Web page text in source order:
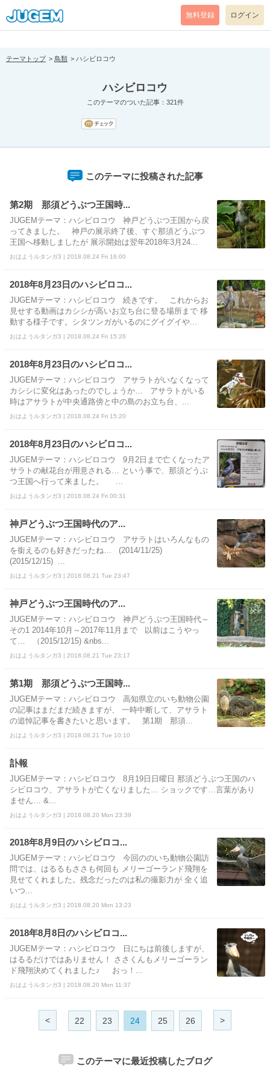
[pear_error: message="Success" code=0 mode=return level=notice
prefix="" info=""]
無料登録 ログイン
テーマトップ 鳥類 ハシビロコウ
ハシビロコウ
このテーマのついた記事：321件
このテーマに投稿された記事
第2期 那須どうぶつ王国時...
JUGEMテーマ：ハシビロコウ 神戸どうぶつ王国から戻
ってきました。 神戸の展示終了後、すぐ那須どうぶつ
王国へ移動しましたが 展示開始は翌年2018年3月24...
おはようルタンガ3 | 2018.08.24 Fri 16:00
2018年8月23日のハシビロコ...
JUGEMテーマ：ハシビロコウ 続きです。 これからお
見せする動画はカシシが高いお立ち台に登る場所まで 移
動する様子です。シタツンガがいるのにグイグイや...
おはようルタンガ3 | 2018.08.24 Fri 15:26
2018年8月23日のハシビロコ...
JUGEMテーマ：ハシビロコウ アサラトがいなくなって
カシシに変化はあったのでしょうか… アサラトがいる
時はアサラトが中央通路傍と中の島のお立ち台、...
おはようルタンガ3 | 2018.08.24 Fri 15:20
2018年8月23日のハシビロコ...
JUGEMテーマ：ハシビロコウ 9月2日まで亡くなったア
サラトの献花台が用意される… という事で、那須どうぶ
つ王国へ行って来ました。 ...
おはようルタンガ3 | 2018.08.24 Fri 00:31
神戸どうぶつ王国時代のア...
JUGEMテーマ：ハシビロコウ アサラトはいろんなもの
を銜えるのも好きだったね… (2014/11/25)
(2015/12/15) ...
おはようルタンガ3 | 2018.08.21 Tue 23:47
神戸どうぶつ王国時代のア...
JUGEMテーマ：ハシビロコウ 神戸どうぶつ王国時代～
その1 2014年10月～2017年11月まで 以前はこうやっ
て… （2015/12/15) &nbs...
おはようルタンガ3 | 2018.08.21 Tue 23:17
第1期 那須どうぶつ王国時...
JUGEMテーマ：ハシビロコウ 高知県立のいち動物公園
の記事はまだまだ続きますが、 一時中断して、アサラト
の追悼記事を書きたいと思います。 第1期 那須...
おはようルタンガ3 | 2018.08.21 Tue 10:10
訃報
JUGEMテーマ：ハシビロコウ 8月19日日曜日 那須どうぶつ王国のハ
シビロコウ、アサラトが亡くなりました… ショックです…言葉があり
ません… &...
おはようルタンガ3 | 2018.08.20 Mon 23:39
2018年8月9日のハシビロコ...
JUGEMテーマ：ハシビロコウ 今回ののいち動物公園訪
問では、はるるもささも何回も メリーゴーランド飛翔を
見せてくれました。残念だったのは私の撮影力が 全く追
いつ...
おはようルタンガ3 | 2018.08.20 Mon 13:23
2018年8月8日のハシビロコ...
JUGEMテーマ：ハシビロコウ 日にちは前後しますが、
はるるだけではありません！ ささくんもメリーゴーラン
ド飛翔決めてくれました♪ おっ！...
おはようルタンガ3 | 2018.08.20 Mon 11:37
< 22 23 24 25 26 >
このテーマに最近投稿したブログ